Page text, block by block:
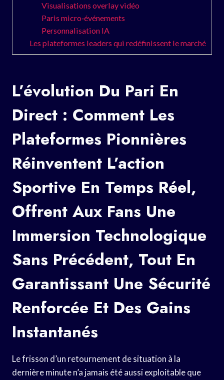
Visualisations overlay vidéo
Paris micro‑événements
Personnalisation IA
Les plateformes leaders qui redéfinissent le marché
L’évolution Du Pari En
Direct : Comment Les
Plateformes Pionnières
Réinventent L’action
Sportive En Temps Réel,
Offrent Aux Fans Une
Immersion Technologique
Sans Précédent, Tout En
Garantissant Une Sécurité
Renforcée Et Des Gains
Instantanés
Le frisson d’un retournement de situation à la
dernière minute n’a jamais été aussi exploitable que